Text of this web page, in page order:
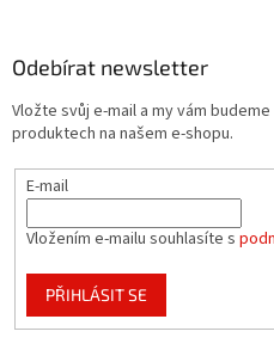
Odebírat newsletter
Vložte svůj e-mail a my vám
produktech na našem e-shopu.
E-mail
Vložením e-mailu souhlasíte s
PŘIHLÁSIT SE